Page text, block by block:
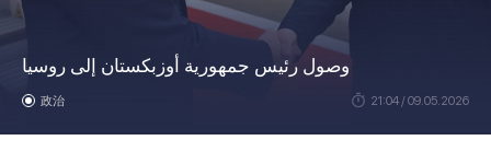
وصول رئيس جمهورية أوزبكستان إلى روسيا
政治 21:04 / 09.05.2026